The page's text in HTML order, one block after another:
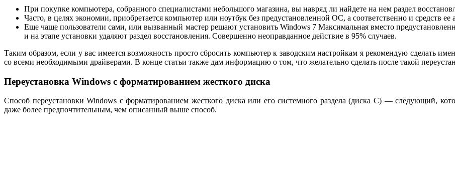
При покупке компьютера, собранного специалистами небольшого магазина, вы навряд ли найдете на нем раздел
Часто, в целях экономии, приобретается компьютер или ноутбук без предустановленной ОС, а соответственно и средств ее
Еще чаще пользователи сами, или вызванный мастер решают установить Windows 7 Максимальная вместо
и на этапе установки удаляют раздел восстановления. Совершенно неоправданное действие в 95% случаев.
Таким образом, если у вас имеется возможность просто сбросить компьютер к заводским настройкам я рекомендую сделать
со всеми необходимыми драйверами. В конце статьи также дам информацию о том, что желательно сделать после такой
Переустановка Windows с форматированием жесткого диска
Способ переустановки Windows с форматированием жесткого диска или его системного раздела (диска C) — следующий,
даже более предпочтительным, чем описанный выше способ.